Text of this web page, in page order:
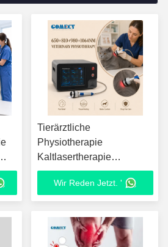
Tierärztliche
Physiotherapie
Kaltlasertherapie
650+810+980+1064nm
Laser zur Linderung von
Wunden und
Körperschmerzen
Wir Reden Jetzt. '